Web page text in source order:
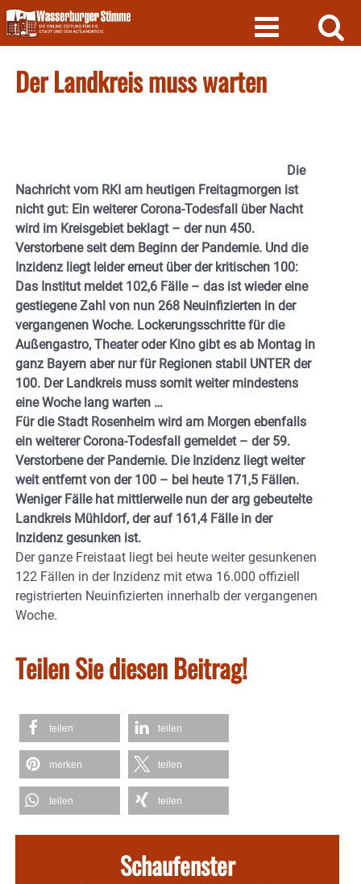
Skip
to
content
Der Landkreis muss warten
Die
Nachricht vom RKI am heutigen Freitagmorgen ist
nicht gut: Ein weiterer Corona-Todesfall über Nacht
wird im Kreisgebiet beklagt – der nun 450.
Verstorbene seit dem Beginn der Pandemie. Und die
Inzidenz liegt leider erneut über der kritischen 100:
Das Institut meldet 102,6 Fälle – das ist wieder eine
gestiegene Zahl von nun 268 Neuinfizierten in der
vergangenen Woche. Lockerungsschritte für die
Außengastro, Theater oder Kino gibt es ab Montag in
ganz Bayern aber nur für Regionen stabil UNTER der
100. Der Landkreis muss somit weiter mindestens
eine Woche lang warten …
Für die Stadt Rosenheim wird am Morgen ebenfalls
ein weiterer Corona-Todesfall gemeldet – der 59.
Verstorbene der Pandemie. Die Inzidenz liegt weiter
weit entfernt von der 100 – bei heute 171,5 Fällen.
Weniger Fälle hat mittlerweile nun der arg gebeutelte
Landkreis Mühldorf, der auf 161,4 Fälle in der
Inzidenz gesunken ist.
Der ganze Freistaat liegt bei heute weiter gesunkenen
122 Fällen in der Inzidenz mit etwa 16.000 offiziell
registrierten Neuinfizierten innerhalb der vergangenen
Woche.
Teilen Sie diesen Beitrag!
teilen teilen
merken teilen
teilen teilen
Schaufenster